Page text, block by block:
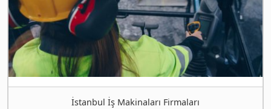
İstanbul İş Makinaları Firmaları